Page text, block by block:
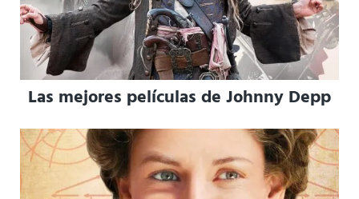
Las mejores películas de Johnny Depp